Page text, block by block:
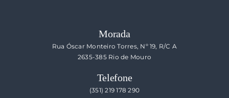
Morada
Rua Óscar Monteiro Torres, Nº 19, R/C A
2635-385 Rio de Mouro
Telefone
(351) 219 178 290